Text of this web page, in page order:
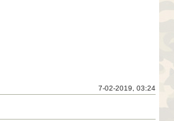
7-02-2019, 03:24